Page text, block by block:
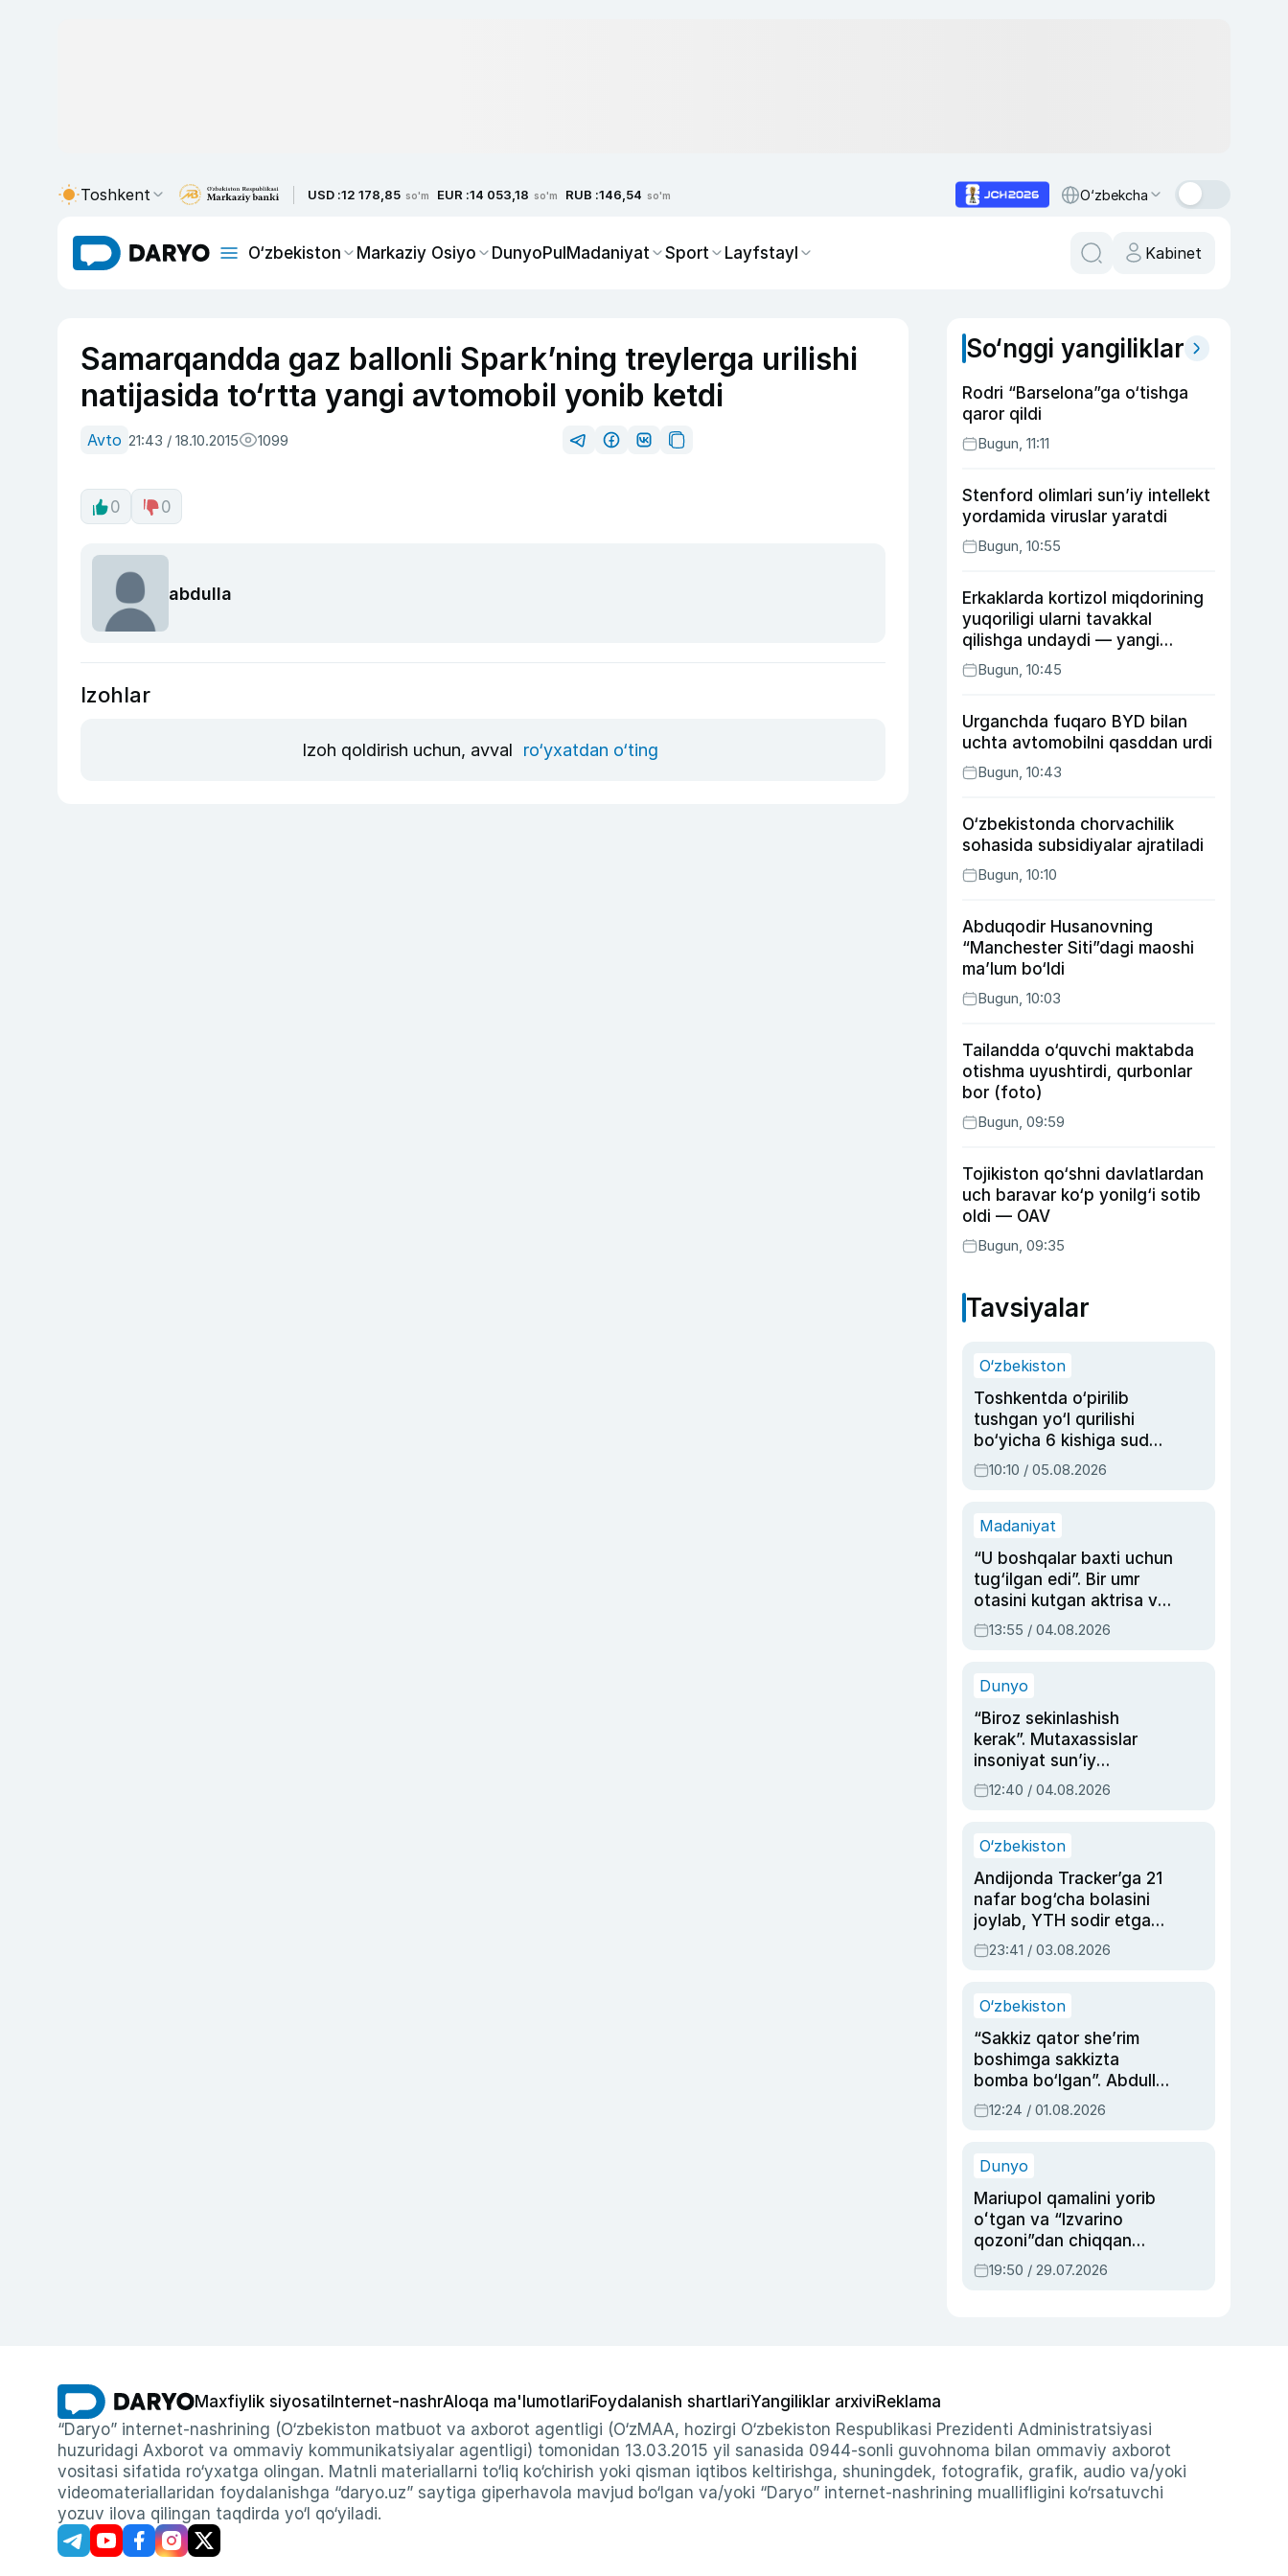
Toshkent USD :12 178,85 so'm EUR :14 053,18 so'm RUB :146,54 so'm O‘zbekcha
O‘zbekiston Markaziy Osiyo DunyoPulMadaniyat Sport Layfstayl Kabinet
Samarqandda gaz ballonli Spark’ning treylerga urilishi
natijasida to‘rtta yangi avtomobil yonib ketdi
Avto 21:43 / 18.10.2015 1099
0 0
abdulla
Izohlar
Izoh qoldirish uchun, avval ro‘yxatdan o‘ting
So‘nggi yangiliklar
Rodri “Barselona”ga o‘tishga
qaror qildi
Bugun, 11:11
Stenford olimlari sun’iy intellekt
yordamida viruslar yaratdi
Bugun, 10:55
Erkaklarda kortizol miqdorining
yuqoriligi ularni tavakkal
qilishga undaydi — yangi
tadqiqot
Bugun, 10:45
Urganchda fuqaro BYD bilan
uchta avtomobilni qasddan urdi
Bugun, 10:43
O‘zbekistonda chorvachilik
sohasida subsidiyalar ajratiladi
Bugun, 10:10
Abduqodir Husanovning
“Manchester Siti”dagi maoshi
ma’lum bo‘ldi
Bugun, 10:03
Tailandda o‘quvchi maktabda
otishma uyushtirdi, qurbonlar
bor (foto)
Bugun, 09:59
Tojikiston qo‘shni davlatlardan
uch baravar ko‘p yonilg‘i sotib
oldi — OAV
Bugun, 09:35
Tavsiyalar
O‘zbekiston
Toshkentda o‘pirilib
tushgan yo‘l qurilishi
bo‘yicha 6 kishiga sud
hukmi o‘qildi
10:10 / 05.08.2026
Madaniyat
“U boshqalar baxti uchun
tug‘ilgan edi”. Bir umr
otasini kutgan aktrisa va
dublyaj ustasi Rimma
Ahmedovaning
13:55 / 04.08.2026
Dunyo
“Biroz sekinlashish
kerak”. Mutaxassislar
insoniyat sun’iy
intellektni boshqara
olmay qolishidan xavotir
12:40 / 04.08.2026
O‘zbekiston
Andijonda Tracker’ga 21
nafar bog‘cha bolasini
joylab, YTH sodir etgan
ayolga sud hukmi o‘qildi
23:41 / 03.08.2026
O‘zbekiston
“Sakkiz qator she’rim
boshimga sakkizta
bomba bo‘lgan”. Abdulla
Oripovni siyosiy
ayblovlardan asrab
12:24 / 01.08.2026
Dunyo
Mariupol qamalini yorib
oʻtgan va “Izvarino
qozoni”dan chiqqan
qahramon — Ukraina
armiyasi bosh
19:50 / 29.07.2026
Maxfiylik siyosati Internet-nashrAloqa ma'lumotlariFoydalanish shartlariYangiliklar arxiviReklama
“Daryo” internet-nashrining (O‘zbekiston matbuot va axborot agentligi (O‘zMAA, hozirgi O‘zbekiston Respublikasi Prezidenti Administratsiyasi
huzuridagi Axborot va ommaviy kommunikatsiyalar agentligi) tomonidan 13.03.2015 yil sanasida 0944-sonli guvohnoma bilan ommaviy axborot
vositasi sifatida ro‘yxatga olingan. Matnli materiallarni to‘liq ko‘chirish yoki qisman iqtibos keltirishga, shuningdek, fotografik, grafik, audio va/yoki
videomateriallaridan foydalanishga “daryo.uz” saytiga giperhavola mavjud bo‘lgan va/yoki “Daryo” internet-nashrining muallifligini ko‘rsatuvchi
yozuv ilova qilingan taqdirda yo‘l qo‘yiladi.